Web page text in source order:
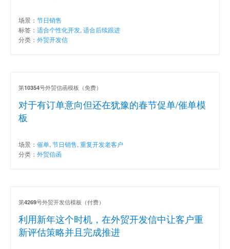
场景： 节日销售
标签： 适合个性化开发, 适合后续跟进
分类： 外贸开发信
对于有订单意向但还在犹豫的春节促单/催单模
板
第10354号外贸信函模板（免费）
场景： 催单, 节日销售, 重复开发老客户
分类： 外贸信函
利用新年这个时机，在外贸开发信中让客户重
新评估策略并且完成推进
第4269号外贸开发信模板（付费）